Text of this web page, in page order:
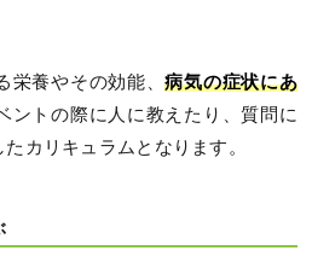
栄養やその効能、病気の症状にあ
ントの際に人に教えたり、質問に
カリキュラムとなります。